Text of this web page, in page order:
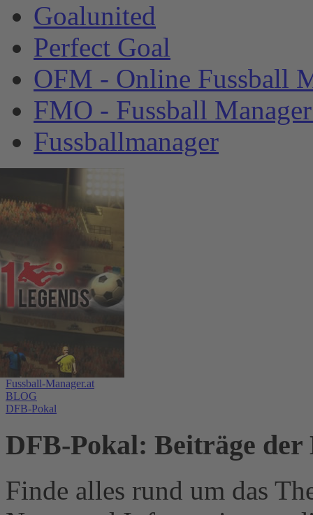
Goalunited
Perfect Goal
OFM - Online Fussball
FMO - Fussball
Fussballmanager
Fussball-Manager.at
BLOG
DFB-Pokal
DFB-Pokal: Beiträge
Finde alles rund um das